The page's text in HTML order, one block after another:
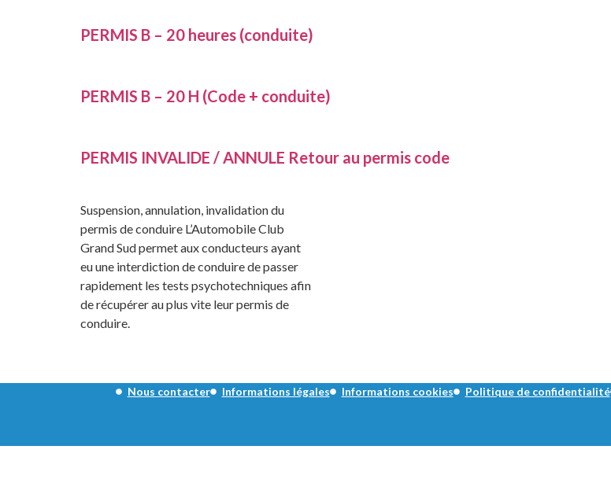
PERMIS B – 20 heures (conduite)
PERMIS B – 20 H (Code + conduite)
PERMIS INVALIDE / ANNULE Retour au permis code
Suspension, annulation, invalidation du
permis de conduire L’Automobile Club
Grand Sud permet aux conducteurs ayant
eu une interdiction de conduire de passer
rapidement les tests psychotechniques afin
de récupérer au plus vite leur permis de
conduire.
Nous contacter Informations légales Informations cookies Politique de confidentialité